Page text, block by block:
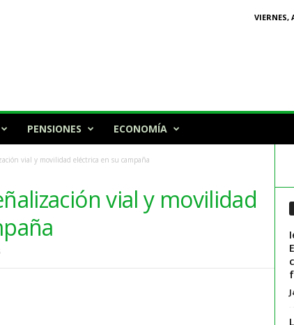
VIERNES,
PENSIONES ECONOMÍA
vial y movilidad eléctrica en su campaña
vial y movilidad